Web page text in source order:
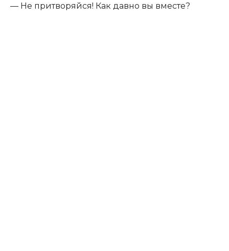
— Не притворяйся! Как давно вы вместе?